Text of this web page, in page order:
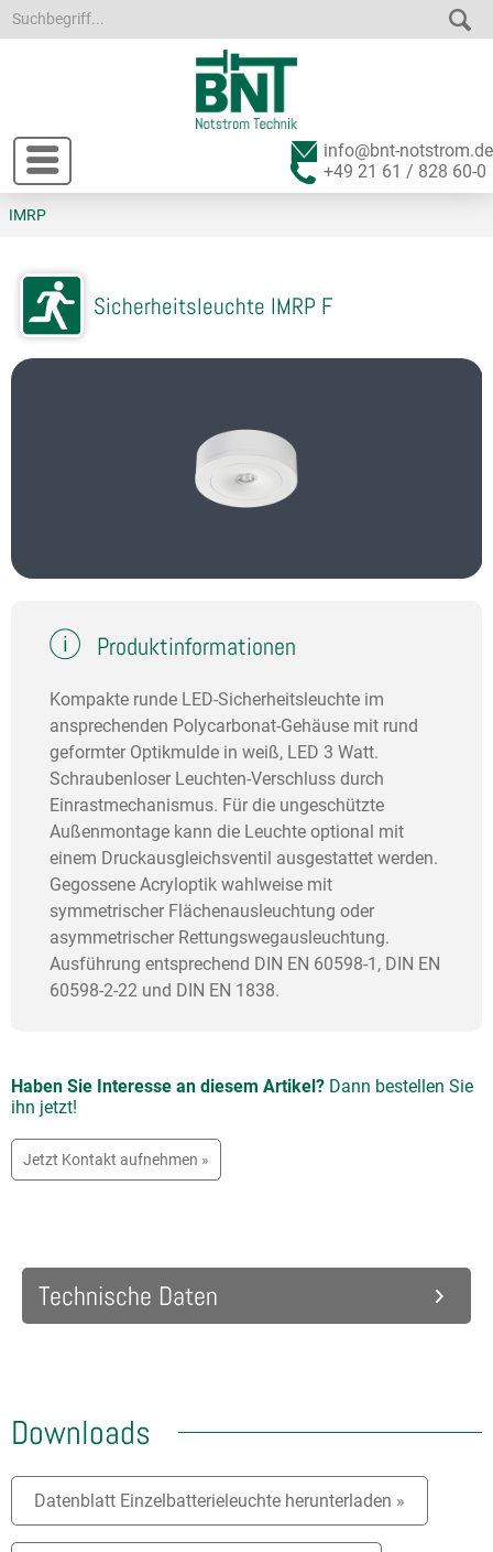
info@bnt-notstrom.de
+49 21 61 / 828 60-0
IMRP
Sicherheitsleuchte IMRP F
Produktinformationen
Kompakte runde LED-Sicherheitsleuchte im
ansprechenden Polycarbonat-Gehäuse mit rund
geformter Optikmulde in weiß, LED 3 Watt.
Schraubenloser Leuchten-Verschluss durch
Einrastmechanismus. Für die ungeschützte
Außenmontage kann die Leuchte optional mit
einem Druckausgleichsventil ausgestattet werden.
Gegossene Acryloptik wahlweise mit
symmetrischer Flächenausleuchtung oder
asymmetrischer Rettungswegausleuchtung.
Ausführung entsprechend DIN EN 60598-1, DIN EN
60598-2-22 und DIN EN 1838.
Haben Sie Interesse an diesem Artikel? Dann bestellen Sie
ihn jetzt!
Jetzt Kontakt aufnehmen »
Technische Daten
Downloads
Datenblatt Einzelbatterieleuchte herunterladen »